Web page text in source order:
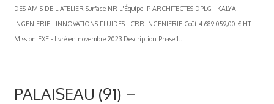
DES AMIS DE L'ATELIER Surface NR L'Équipe IP ARCHITECTES DPLG - KALYA
INGENIERIE - INNOVATIONS FLUIDES - CRR INGENIERIE Coût 4 689 059,00 € HT
Mission EXE - livré en novembre 2023 Description Phase 1...
PALAISEAU (91) –